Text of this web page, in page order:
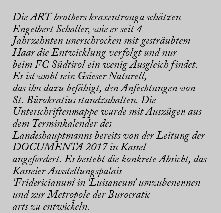
Die ART brothers kraxentrouga schätzen
Engelbert Schaller, wie er seit 4
Jahrzehnten unerschrocken mit gesträubtem
Haar die Entwicklung verfolgt und nur
beim FC Südtirol ein wenig Ausgleich findet.
Es ist wohl sein Gsieser Naturell,
das ihn dazu befähigt, den Anfechtungen von
St. Bürokratius standzuhalten. Die
Unterschriftenmappe wurde mit Auszügen aus
dem Terminkalender des
Landeshauptmanns bereits von der Leitung der
DOCUMENTA 2017 in Kassel
angefordert. Es besteht die konkrete Absicht, das
Kasseler Ausstellungspalais
‘Fridericianum’ in ‘Luisaneum’ umzubenennen
und zur Metropole der Burocratic
arts zu entwickeln.